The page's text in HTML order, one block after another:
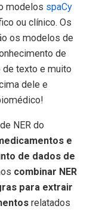
modelos spaCy
ou clínico. Os
os modelos de
de
de texto e muito
dele e
NER do
e
de dados de
combinar NER
para extrair
relatados